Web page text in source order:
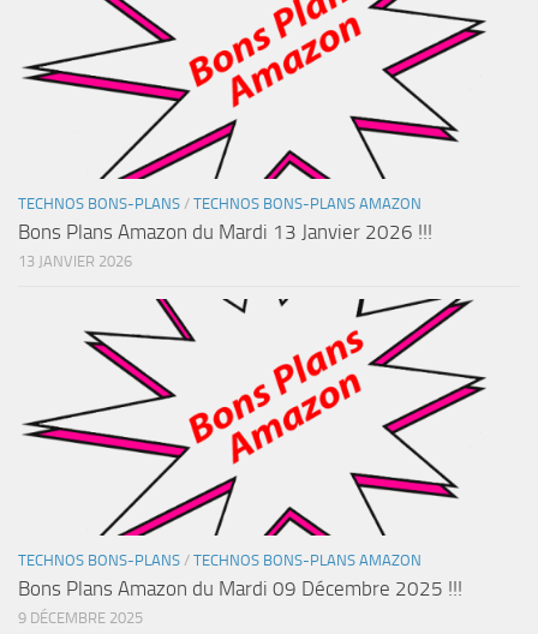
TECHNOS BONS-PLANS / TECHNOS BONS-PLANS AMAZON
Bons Plans Amazon du Mardi 13 Janvier 2026 !!!
13 JANVIER 2026
TECHNOS BONS-PLANS / TECHNOS BONS-PLANS AMAZON
Bons Plans Amazon du Mardi 09 Décembre 2025 !!!
9 DÉCEMBRE 2025